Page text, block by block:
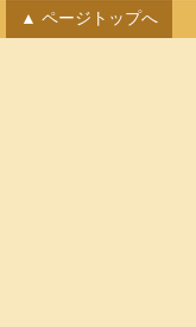
ページトップへ